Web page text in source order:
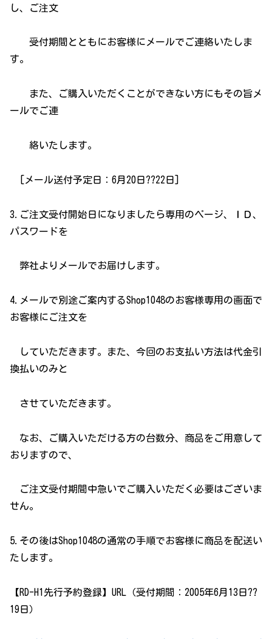
し、ご注文
受付期間とともにお客様にメールでご連絡いたしま
す。
また、ご購入いただくことができない方にもその旨メ
ールでご連
絡いたします。
[メール送付予定日：6月20日??22日]
3.ご注文受付開始日になりましたら専用のページ、ＩＤ、
パスワードを
弊社よりメールでお届けします。
4.メールで別途ご案内するShop1048のお客様専用の画面で
お客様にご注文を
していただきます。また、今回のお支払い方法は代金引
換払いのみと
させていただきます。
なお、ご購入いただける方の台数分、商品をご用意して
おりますので、
ご注文受付期間中急いでご購入いただく必要はございま
せん。
5.その後はShop1048の通常の手順でお客様に商品を配送い
たします。
【RD-H1先行予約登録】URL（受付期間：2005年6月13日??
19日）